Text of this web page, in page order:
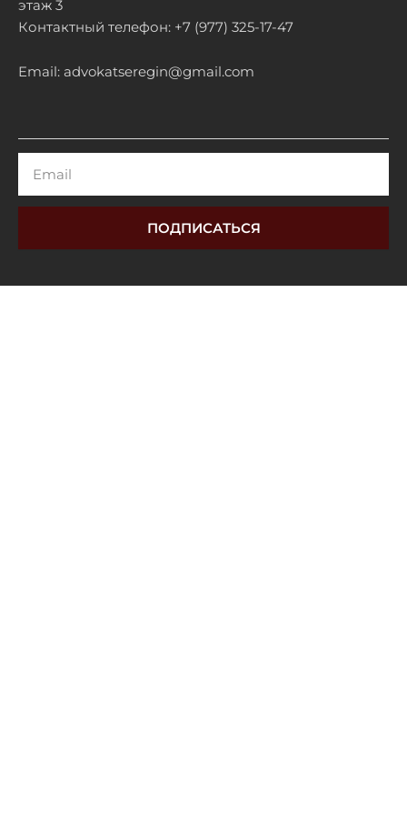
этаж 3
Контактный телефон: +7 (977) 325-17-47
Email: advokatseregin@gmail.com
ПОДПИСАТЬСЯ